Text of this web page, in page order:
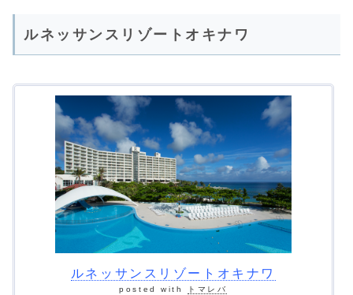
ルネッサンスリゾートオキナワ
ルネッサンスリゾートオキナワ
posted with トマレバ